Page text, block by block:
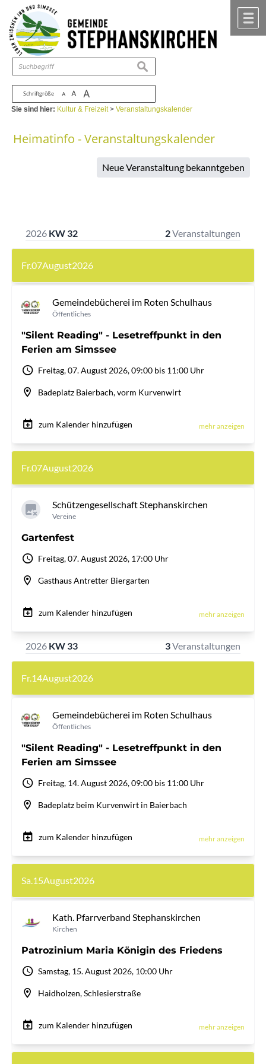
Zum Inhalt ,zur Navigation
Schriftgröße A A A
suchen
Sie sind hier: Kultur & Freizeit>Veranstaltungskalender
Heimatinfo - Veranstaltungskalender